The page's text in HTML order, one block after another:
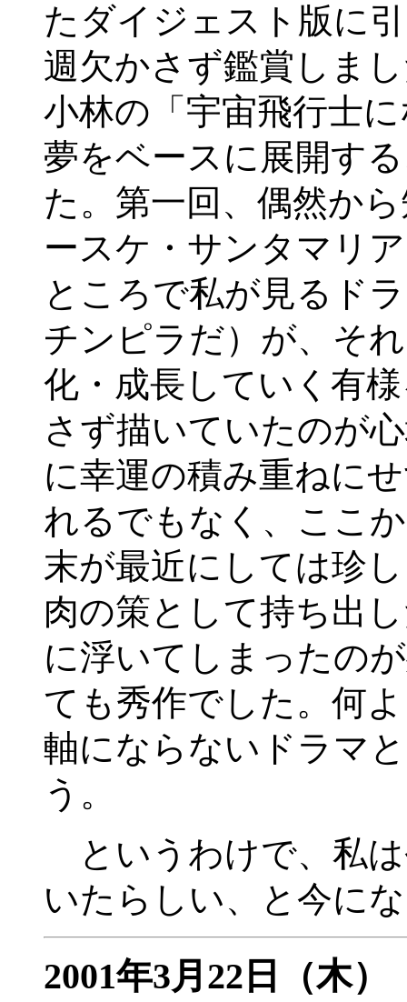
たダイジェスト版に
週欠かさず鑑賞しま
小林の「宇宙飛行士
夢をベースに展開す
た。第一回、偶然か
ースケ・サンタマリ
ところで私が見るド
チンピラだ）が、そ
化・成長していく有
さず描いていたのが
に幸運の積み重ねに
れるでもなく、ここ
末が最近にしては珍
肉の策として持ち出
に浮いてしまったの
ても秀作でした。何
軸にならないドラマ
う。
というわけで、私
いたらしい、と今に
2001年3月22日（木）